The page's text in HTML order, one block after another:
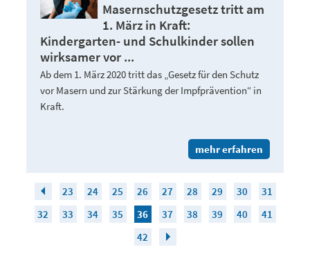
Masernschutzgesetz tritt am
1. März in Kraft:
Kindergarten- und Schulkinder sollen
wirksamer vor ...
Ab dem 1. März 2020 tritt das „Gesetz für den Schutz
vor Masern und zur Stärkung der Impfprävention“ in
Kraft.
mehr erfahren
23 24 25 26 27 28 29 30
31
32
33 34 35 36 37 38 39 40
41
42